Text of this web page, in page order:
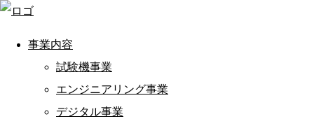
事業内容
試験機事業
エンジニアリング事業
デジタル事業